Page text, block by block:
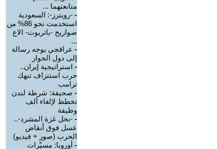
متابعتهما ...
- -رويترز-: السعودية
استخدمت نحو 86% من
صواريخ -باتريوت- الاع
...
- عراقجي يوجه رسالة
إلى دول الجوار
- استراتيجية إيران..
حرب استنزاف تنهك
ترامب
- صحيفة: شرطة لندن
تخطط لإلغاء ألف
وظيفة
- -نحل غزة المشرد-..
عسل فوق أنقاض
الحرب (صور + فيديو)
- أوروبا: مسيّرات